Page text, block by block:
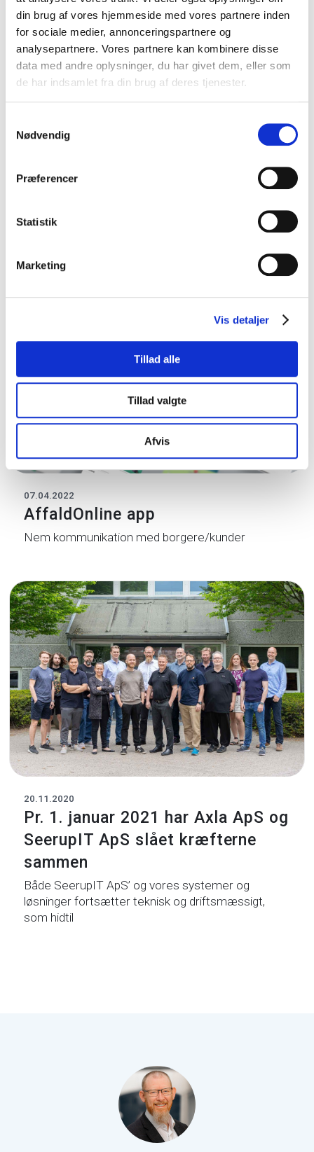
din brug af vores hjemmeside med vores partnere inden
for sociale medier, annonceringspartnere og
analysepartnere. Vores partnere kan kombinere disse
data med andre oplysninger, du har givet dem, eller som
de har indsamlet fra din brug af deres tjenester.
Nødvendig
Præferencer
Statistik
Marketing
Vis detaljer
Tillad alle
Tillad valgte
Afvis
19.04.2023
Integration til Serviceplatformen
Få det samme login til AffaldOnline og jeres andre
07.04.2022
AffaldOnline app
Nem kommunikation med borgere/kunder
20.11.2020
Pr. 1. januar 2021 har Axla ApS og
SeerupIT ApS slået kræfterne
sammen
Både SeerupIT ApS’ og vores systemer og
løsninger fortsætter teknisk og driftsmæssigt,
som hidtil